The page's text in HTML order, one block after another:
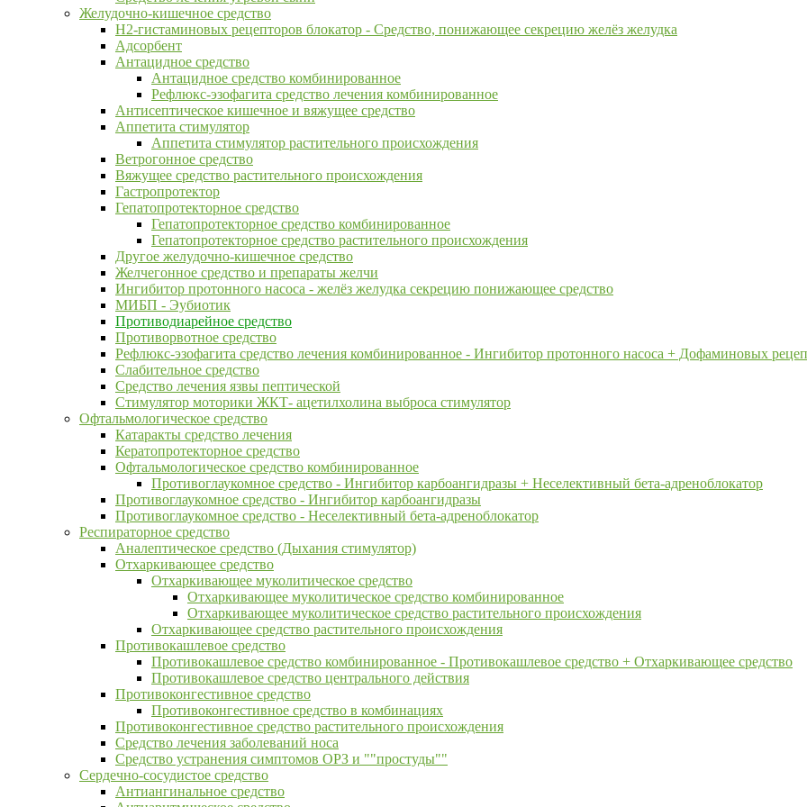
Желудочно-кишечное средство
H2-гистаминовых рецепторов блокатор - Средство, понижающее секрецию желёз желудка
Адсорбент
Антацидное средство
Антацидное средство комбинированное
Рефлюкс-эзофагита средство лечения комбинированное
Антисептическое кишечное и вяжущее средство
Аппетита стимулятор
Аппетита стимулятор растительного происхождения
Ветрогонное средство
Вяжущее средство растительного происхождения
Гастропротектор
Гепатопротекторное средство
Гепатопротекторное средство комбинированное
Гепатопротекторное средство растительного происхождения
Другое желудочно-кишечное средство
Желчегонное средство и препараты желчи
Ингибитор протонного насоса - желёз желудка секрецию понижающее средство
МИБП - Эубиотик
Противодиарейное средство
Противорвотное средство
Рефлюкс-эзофагита средство лечения комбинированное - Ингибитор протонного насоса + Дофаминовых
Слабительное средство
Средство лечения язвы пептической
Стимулятор моторики ЖКТ- ацетилхолина выброса стимулятор
Офтальмологическое средство
Катаракты средство лечения
Кератопротекторное средство
Офтальмологическое средство комбинированное
Противоглаукомное средство - Ингибитор карбоангидразы + Неселективный бета-адреноблокатор
Противоглаукомное средство - Ингибитор карбоангидразы
Противоглаукомное средство - Неселективный бета-адреноблокатор
Респираторное средство
Аналептическое средство (Дыхания стимулятор)
Отхаркивающее средство
Отхаркивающее муколитическое средство
Отхаркивающее муколитическое средство комбинированное
Отхаркивающее муколитическое средство растительного происхождения
Отхаркивающее средство растительного происхождения
Противокашлевое средство
Противокашлевое средство комбинированное - Противокашлевое средство + Отхаркивающее средство
Противокашлевое средство центрального действия
Противоконгестивное средство
Противоконгестивное средство в комбинациях
Противоконгестивное средство растительного происхождения
Средство лечения заболеваний носа
Средство устранения симптомов ОРЗ и ""простуды""
Сердечно-сосудистое средство
Антиангинальное средство